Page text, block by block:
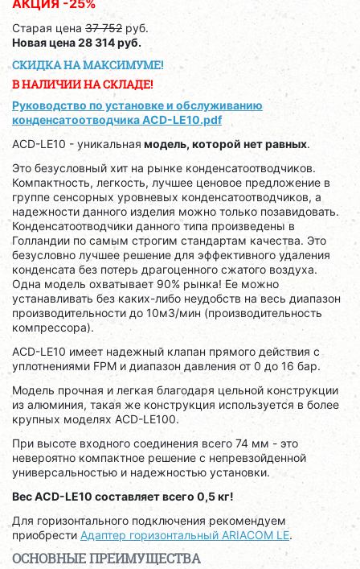
Старая цена37 752 руб.
Новая цена 28 314 руб.
СКИДКА НА МАКСИМУМЕ!
В НАЛИЧИИ НА СКЛАДЕ!
Руководство по установке и обслуживанию
конденсатоотводчика ACD-LE10.pdf
ACD-LE10 - уникальная модель, которой нет равных.
Это безусловный хит на рынке конденсатоотводчиков.
Компактность, легкость, лучшее ценовое предложение в
группе сенсорных уровневых конденсатоотводчиков, а
надежности данного изделия можно только позавидовать.
Конденсатоотводчики данного типа произведены в
Голландии по самым строгим стандартам качества. Это
безусловно лучшее решение для эффективного удаления
конденсата без потерь драгоценного сжатого воздуха.
Одна модель охватывает 90% рынка! Ее можно
устанавливать без каких-либо неудобств на весь диапазон
производительности до 10м3/мин (производительность
компрессора).
ACD-LE10 имеет надежный клапан прямого действия с
уплотнениями FPM и диапазон давления от 0 до 16 бар.
Модель прочная и легкая благодаря цельной конструкции
из алюминия, такая же конструкция используется в более
крупных моделях ACD-LE100.
При высоте входного соединения всего 74 мм - это
невероятно компактное решение с непревзойденной
универсальностью и надежностью установки.
Вес ACD-LE10 составляет всего 0,5 кг!
Для горизонтального подключения рекомендуем
приобрести Адаптер горизонтальный ARIACOM LE.
ОСНОВНЫЕ ПРЕИМУЩЕСТВА